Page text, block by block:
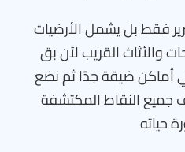
فقط بل يشمل الأرضيات
والأثاث القريب لأن بق
أماكن ضيقة جدًا ثم نضع
النقاط المكتشفة
حياته